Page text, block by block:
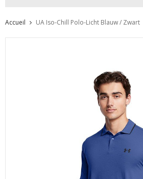
Accueil UA Iso-Chill Polo-Licht Blauw / Zwart